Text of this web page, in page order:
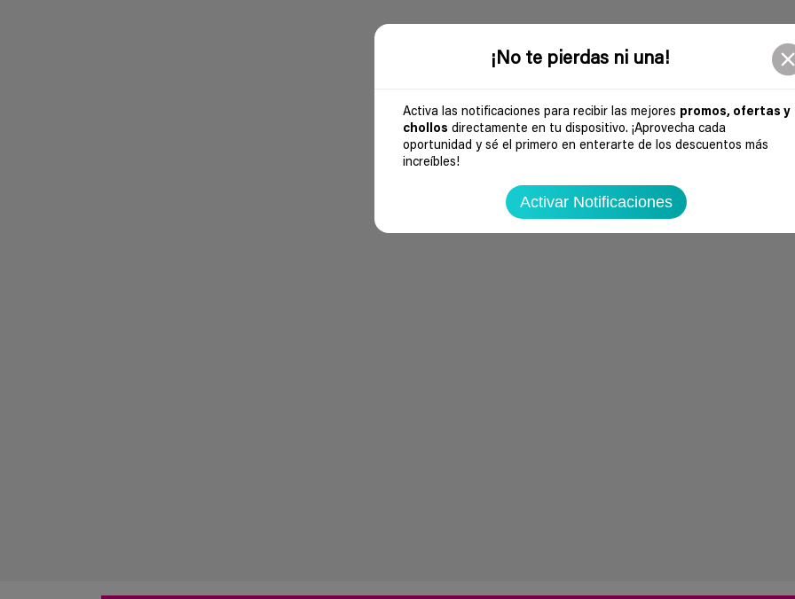
¡No te pierdas ni una!
Activa las notificaciones para recibir las mejores promos, ofertas y
chollos directamente en tu dispositivo. ¡Aprovecha cada
oportunidad y sé el primero en enterarte de los descuentos más
increíbles!
Activar Notificaciones